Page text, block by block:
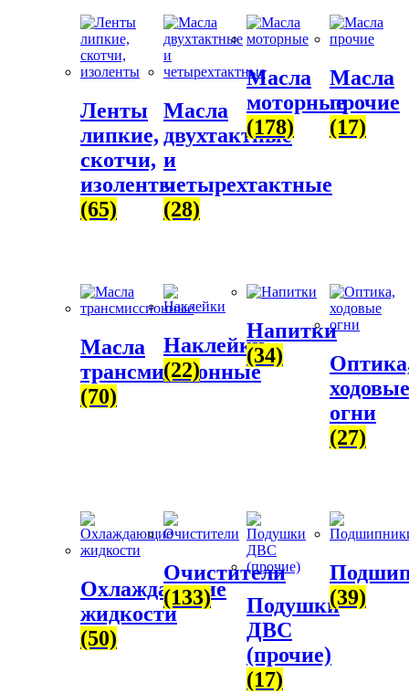
Ленты
липкие,
скотчи,
изоленты
(65)
Масла
двухтактные
и
четырехтактные
(28)
Масла
моторные
(178)
Масла
прочие
(17)
Масла
трансмиссионные
(70)
Наклейки
(22)
Напитки
(34)
ходовые
огни
(27)
Охлаждающие
жидкости
(50)
Очистители
(133)
Подушки
ДВС
(прочие)
(17)
(39)